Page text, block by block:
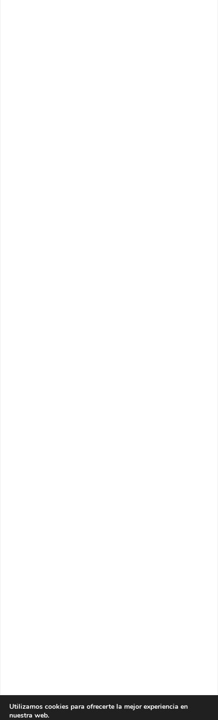
Utilizamos cookies para ofrecerte la mejor experiencia en
nuestra web.